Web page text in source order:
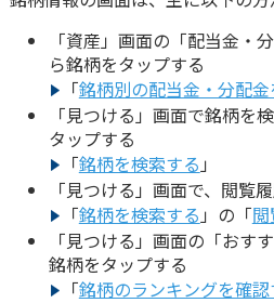
「資産」画面の「配当金・
ら銘柄をタップする
「銘柄別の配当金・分配
「見つける」画面で銘柄を
タップする
「銘柄を検索する 」
「見つける」画面で、閲覧
「銘柄を検索する 」の「
「見つける」画面の「おす
銘柄をタップする
「銘柄のランキングを確認